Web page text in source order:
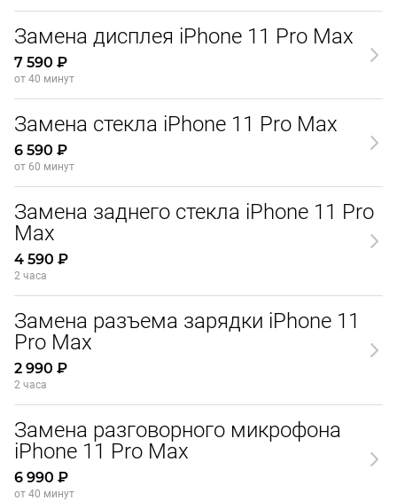
Замена дисплея iPhone 11 Pro Max
7 590 ₽
от 40 минут
Замена стекла iPhone 11 Pro Max
6 590 ₽
от 60 минут
Замена заднего стекла iPhone 11 Pro
Max
4 590 ₽
2 часа
Замена разъема зарядки iPhone 11
Pro Max
2 990 ₽
2 часа
Замена разговорного микрофона
iPhone 11 Pro Max
6 990 ₽
от 40 минут